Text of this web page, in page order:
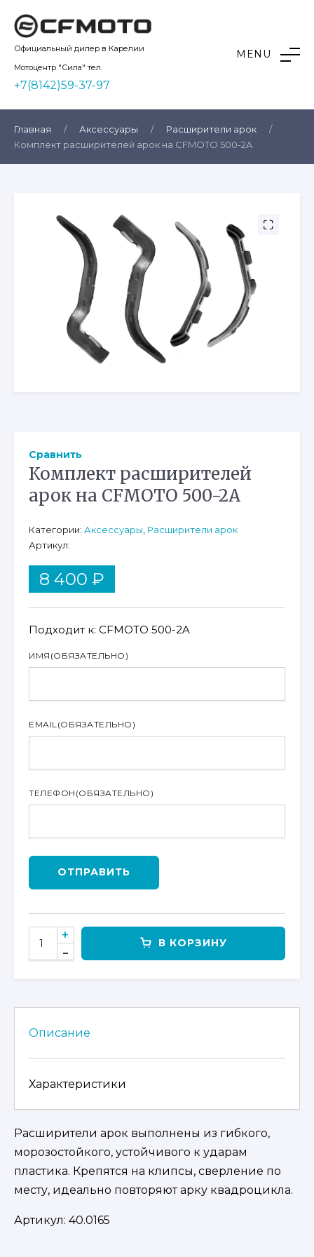
content
Kvadro10
Официальный дилер в Карелии
Мотоцентр "Сила" тел.
+7(8142)59-37-97
MENU
Главная / Аксессуары / Расширители арок
/
Комплект расширителей арок на CFMOTO 500-2A
Комплект расширителей
арок на CFMOTO 500-2A
8 400 ₽
Подходит к: CFMOTO 500-2A
ИМЯ (ОБЯЗАТЕЛЬНО)
EMAIL (ОБЯЗАТЕЛЬНО)
ТЕЛЕФОН (ОБЯЗАТЕЛЬНО)
ОТПРАВИТЬ
КОЛИЧЕСТВО
ТОВАРА
НА
CFMOTO
2A
В КОРЗИНУ
Сравнить
Категории: Аксессуары Расширители арок
Артикул:
Описание
Характеристики
Расширители арок выполнены из гибкого,
морозостойкого, устойчивого к ударам
пластика. Крепятся на клипсы, сверление по
месту, идеально повторяют арку квадроцикла.
Артикул: 40.0165